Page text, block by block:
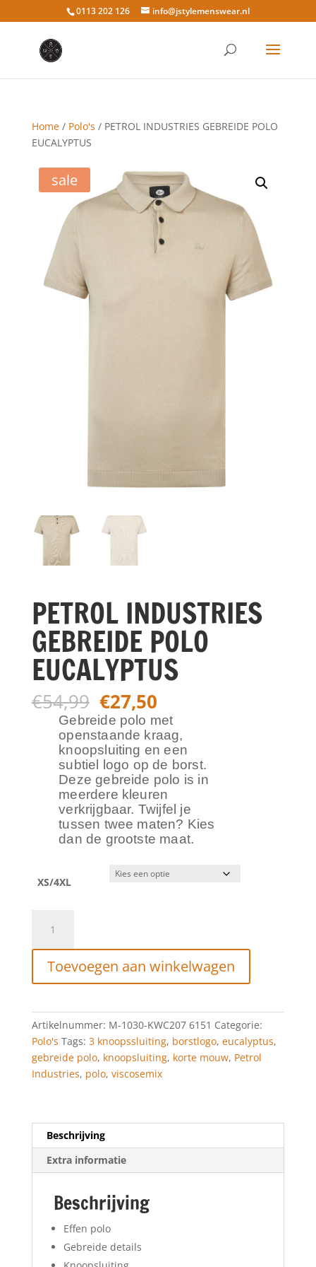
0113 202 126 info@jstylemenswear.nl
Home/ Polo's / PETROL INDUSTRIES GEBREIDE POLO
EUCALYPTUS
sale
PETROL INDUSTRIES
GEBREIDE POLO
EUCALYPTUS
€54,99 Oorspronkelijke
prijs
was:
€54,99.
€27,50Huidige
prijs
is:
€27,50.
Gebreide polo met
openstaande kraag,
knoopsluiting en een
subtiel logo op de borst.
Deze gebreide polo is in
meerdere kleuren
verkrijgbaar. Twijfel je
tussen twee maten? Kies
dan de grootste maat.
XS/4XL
INDUSTRIES
GEBREIDE
POLO
EUCALYPTUS
Toevoegen aan winkelwagen
Artikelnummer: M-1030-KWC207 6151 Categorie:
Polo's Tags: 3 knoopssluiting, borstlogo, eucalyptus,
gebreide polo, knoopsluiting, korte mouw, Petrol
Industries, polo, viscosemix
Beschrijving
Extra informatie
Beschrijving
Effen polo
Gebreide details